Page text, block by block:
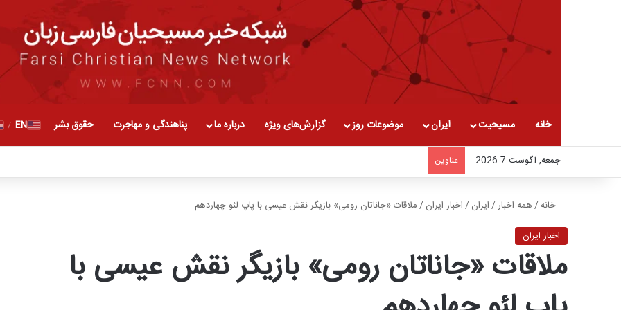
خانه مسیحیت ایران موضوعات روز گزارش‌های ویژه درباره ما پناهندگی و مهاجرت حقوق بشر EN
/
جمعه, آگوست 7 2026 عناوین
خانه/همه اخبار/ایران /اخبار ایران /ملاقات «جاناتان رومی» بازیگر نقش عیسی با پاپ لئو چهاردهم
اخبار ایران
ملاقات «جاناتان رومی» بازیگر نقش عیسی با